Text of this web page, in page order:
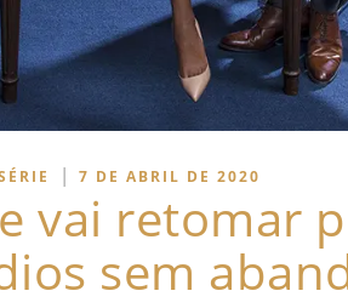
| 7 DE ABRIL DE 2020
vai retomar
sem